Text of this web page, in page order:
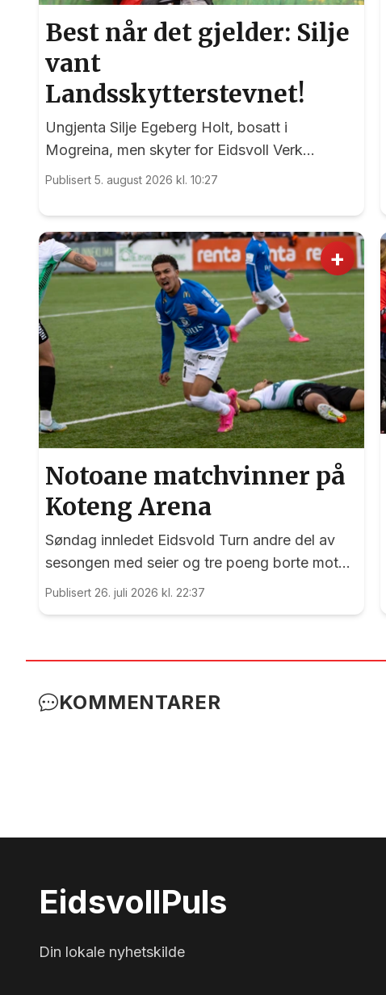
Best når det gjelder: Silje
vant
Landsskytterstevnet!
Ungjenta Silje Egeberg Holt, bosatt i
Mogreina, men skyter for Eidsvoll Verk
Skytterlag, imponerte alle under onsdagens
Landsskytterstevnet på Lesja.
Publisert 5. august 2026 kl. 10:27
+
Notoane matchvinner på
Koteng Arena
Søndag innledet Eidsvold Turn andre del av
sesongen med seier og tre poeng borte mot
Trygg/Lade.
Publisert 26. juli 2026 kl. 22:37
KOMMENTARER
EidsvollPuls
Din lokale nyhetskilde